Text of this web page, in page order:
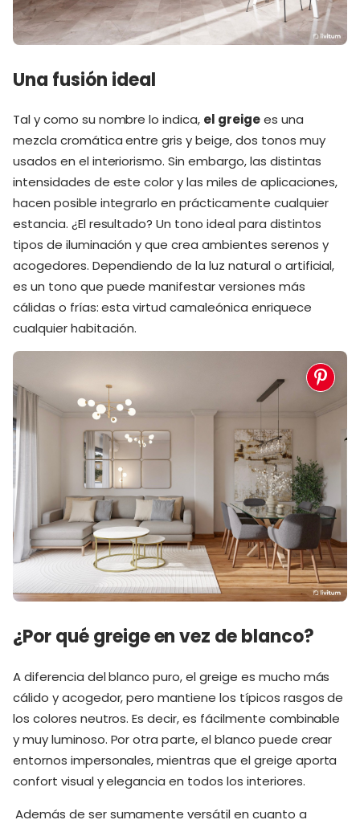
Una fusión ideal
Tal y como su nombre lo indica, el greigees una
mezcla cromática entre gris y beige, dos tonos muy
usados en el interiorismo. Sin embargo, las distintas
intensidades de este color y las miles de aplicaciones,
hacen posible integrarlo en prácticamente cualquier
estancia. ¿El resultado? Un tono ideal para distintos
tipos de iluminación y que crea ambientes serenos y
acogedores. Dependiendo de la luz natural o artificial,
es un tono que puede manifestar versiones más
cálidas o frías: esta virtud camaleónica enriquece
cualquier habitación.
¿Por qué greige en vez de blanco?
A diferencia del blanco puro, el greige es mucho más
cálido y acogedor, pero mantiene los típicos rasgos de
los colores neutros. Es decir, es fácilmente combinable
y muy luminoso. Por otra parte, el blanco puede crear
entornos impersonales, mientras que el greige aporta
confort visual y elegancia en todos los interiores.
Además de ser sumamente versátil en cuanto a